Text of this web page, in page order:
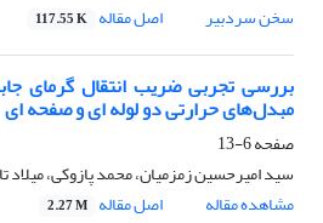
سخن سردبیر
اصل مقاله 117.55 K
بررسی تجربی ضریب انتقال گرمای
مبدل‌های حرارتی دو لوله ای و صفحه ای
صفحه6-13
سید امیرحسین زمزمیان، محمد پازوکی، میلاد
مشاهده مقاله
اصل مقاله 2.27 M